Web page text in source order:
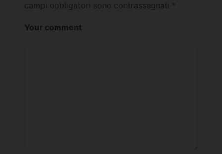
campi obbligatori sono contrassegnati *
Your comment